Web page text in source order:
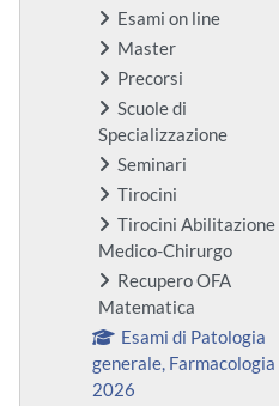
Esami on line
Master
Precorsi
Scuole di
Specializzazione
Seminari
Tirocini
Tirocini Abilitazione
Medico-Chirurgo
Recupero OFA
Matematica
Esami di Patologia
generale, Farmacologia
2026